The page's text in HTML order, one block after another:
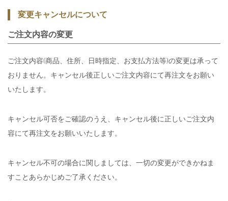
変更キャンセルについて
ご注文内容の変更
ご注文内容(商品、住所、日時指定、お支払方法等)の変更は承って
おりません。キャンセル後正しいご注文内容にて再注文をお願い
いたします。
キャンセル可否をご確認のうえ、キャンセル後に正しいご注文内
容にて再注文をお願いいたします。
キャンセル不可の場合に関しましては、一切の変更ができかねま
すことあらかじめご了承ください。